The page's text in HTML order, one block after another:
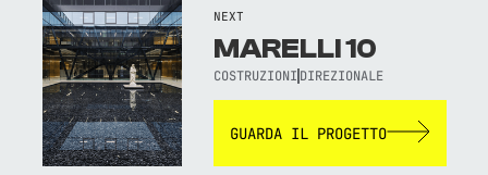
NEXT
MARELLI 10
COSTRUZIONI DIREZIONALE
GUARDA IL PROGETTO